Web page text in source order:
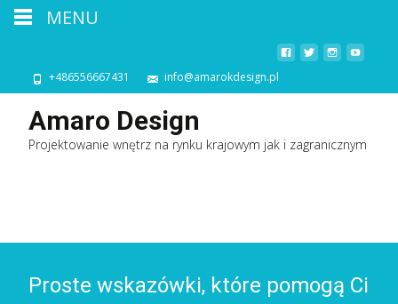
+486556667431 info@amarokdesign.pl
Amaro Design
Projektowanie wnętrz na rynku krajowym jak i zagranicznym
Proste wskazówki, które pomogą Ci
MENU